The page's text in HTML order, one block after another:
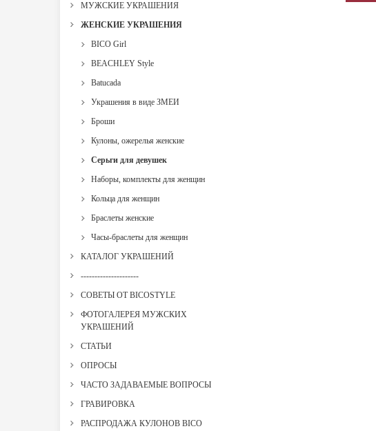
МУЖСКИЕ УКРАШЕНИЯ
ЖЕНСКИЕ УКРАШЕНИЯ
BICO Girl
BEACHLEY Style
Batucada
Украшения в виде ЗМЕИ
Броши
Кулоны, ожерелья женские
Серьги для девушек
Наборы, комплекты для женщин
Кольца для женщин
Браслеты женские
Часы-браслеты для женщин
КАТАЛОГ УКРАШЕНИЙ
---------------------
СОВЕТЫ ОТ BICOSTYLE
ФОТОГАЛЕРЕЯ МУЖСКИХ
УКРАШЕНИЙ
СТАТЬИ
ОПРОСЫ
ЧАСТО ЗАДАВАЕМЫЕ ВОПРОСЫ
ГРАВИРОВКА
РАСПРОДАЖА КУЛОНОВ BICO